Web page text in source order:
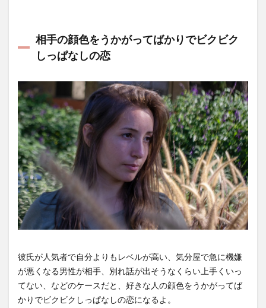
相手の顔色をうかがってばかりでビクビク
しっぱなしの恋
彼氏が人気者で自分よりもレベルが高い、気分屋で急に機嫌
が悪くなる男性が相手、別れ話が出そうなくらい上手くいっ
てない、などのケースだと、好きな人の顔色をうかがってば
かりでビクビクしっぱなしの恋になるよ。